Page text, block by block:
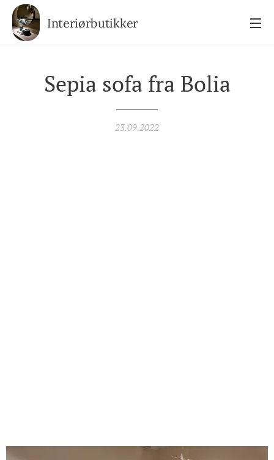
Interiørbutikker
Sepia sofa fra Bolia
23.09.2022